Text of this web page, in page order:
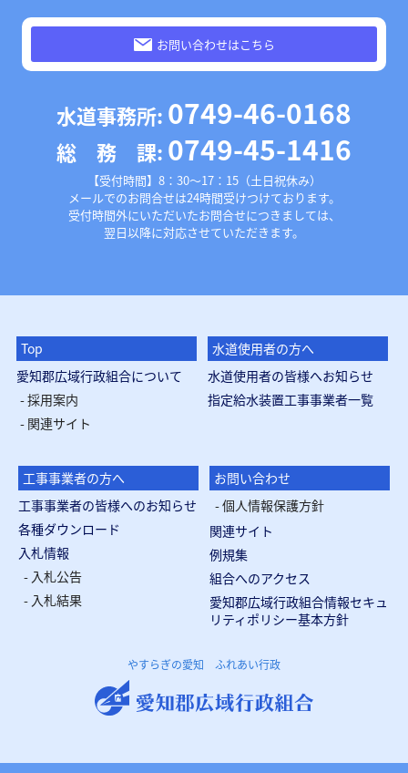
お問い合わせはこちら
水道事務所: 0749-46-0168
総 務 課: 0749-45-1416
【受付時間】8：30～17：15（土日祝休み）
メールでのお問合せは24時間受けつけております。
受付時間外にいただいたお問合せにつきましては、
翌日以降に対応させていただきます。
Top
愛知郡広域行政組合について
採用案内
関連サイト
水道使用者の方へ
水道使用者の皆様へお知らせ
指定給水装置工事事業者一覧
工事事業者の方へ
工事事業者の皆様へのお知らせ
各種ダウンロード
入札情報
入札公告
入札結果
お問い合わせ
個人情報保護方針
関連サイト
例規集
組合へのアクセス
愛知郡広域行政組合情報セキュ
リティポリシー基本方針
やすらぎの愛知 ふれあい行政